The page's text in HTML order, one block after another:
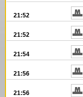
21:52
21:52
21:54
21:56
21:56